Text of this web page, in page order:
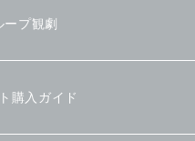
ープ観劇
購入ガイド